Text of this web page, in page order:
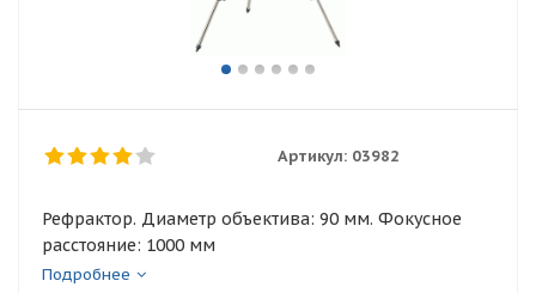
Артикул: 03982
Рефрактор. Диаметр объектива: 90 мм. Фокусное
расстояние: 1000 мм
Подробнее